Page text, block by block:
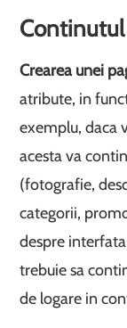
Crearea unei
atribute, in
exemplu, daca
acesta va
(fotografie,
categorii,
despre
trebuie sa
de logare in